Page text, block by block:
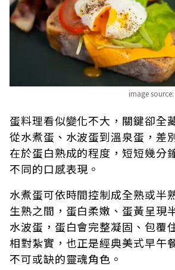
image source:
蛋料理看似變化不大，關鍵卻全
從水煮蛋、水波蛋到溫泉蛋，差
在於蛋白熟成的程度，短短幾分
不同的口感表現。
水煮蛋可依時間控制成全熟或半
生熟之間，蛋白柔嫩、蛋黃呈現
水波蛋，蛋白會完整凝固、包覆
相對紮實，也正是經典美式早午
不可或缺的靈魂角色。